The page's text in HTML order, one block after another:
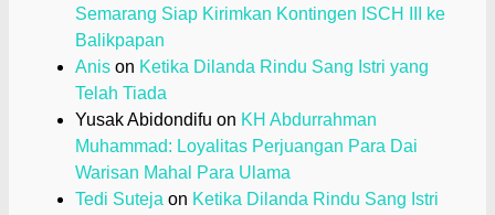
Semarang Siap Kirimkan Kontingen ISCH III ke
Balikpapan
Anis on Ketika Dilanda Rindu Sang Istri yang
Telah Tiada
Yusak Abidondifu on KH Abdurrahman
Muhammad: Loyalitas Perjuangan Para Dai
Warisan Mahal Para Ulama
Tedi Suteja on Ketika Dilanda Rindu Sang Istri